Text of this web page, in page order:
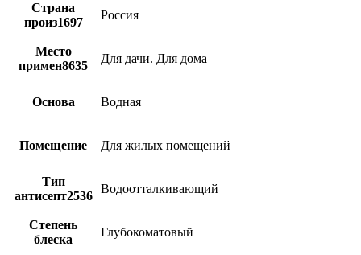
Страна
произ1697
Россия
Место
примен8635
Для дачи. Для дома
Основа Водная
Помещение Для жилых помещений
Тип
антисепт2536
Водоотталкивающий
Степень
блеска
Глубокоматовый